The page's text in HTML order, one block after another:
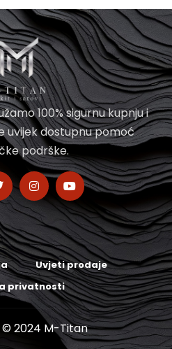
100% sigurnu kupnju i
uvijek dostupnu pomoć
podrške.
Uvjeti prodaje
privatnosti
2024 M-Titan